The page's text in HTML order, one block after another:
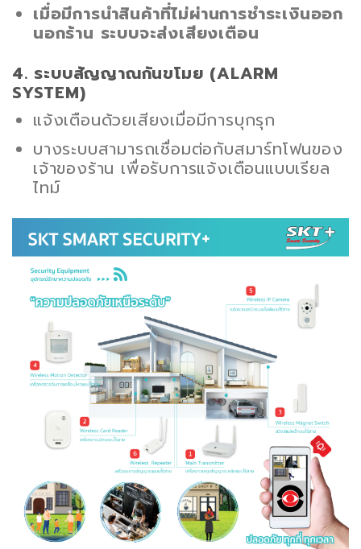
เมื่อมีการนำสินค้าที่ไม่ผ่านการชำระเงินออก
นอกร้าน ระบบจะส่งเสียงเตือน
4. ระบบสัญญาณกันขโมย (ALARM
SYSTEM)
แจ้งเตือนด้วยเสียงเมื่อมีการบุกรุก
บางระบบสามารถเชื่อมต่อกับสมาร์ทโฟนของ
เจ้าของร้าน เพื่อรับการแจ้งเตือนแบบเรียล
ไทม์